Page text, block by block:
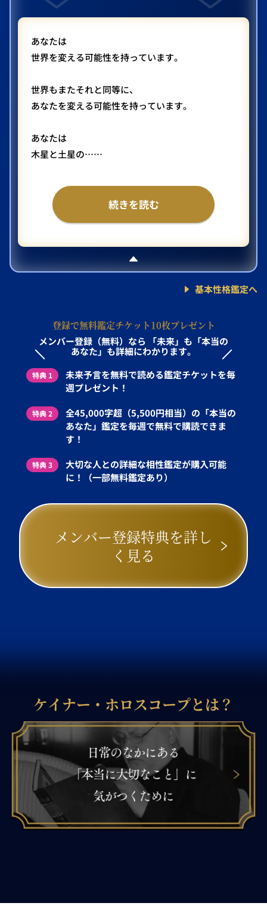
あなたは
世界を変える可能性を持っています。
世界もまたそれと同等に、
あなたを変える可能性を持っています。
あなたは
木星と土星の……
続きを読む
基本性格鑑定へ
登録で無料鑑定チケット10枚プレゼント
メンバー登録（無料）なら
「未来」も「本当の
あなた」も詳細にわかります。
特典 1
未来予言を無料で読める鑑定チケットを毎
週プレゼント！
特典 2
全45,000字超（5,500円相当）の「本当の
あなた」鑑定を毎週で無料で購読できま
す！
特典 3
大切な人との詳細な相性鑑定が購入可能
に！（一部無料鑑定あり）
メンバー登録特典を詳し
く見る
ケイナー・ホロスコープとは？